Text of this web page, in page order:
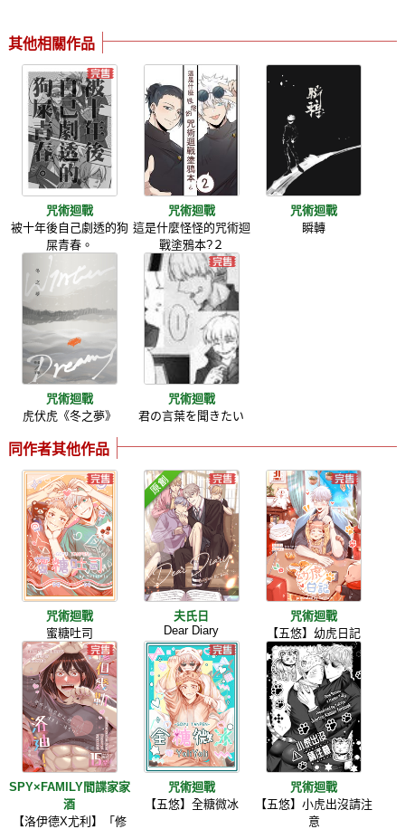
其他相關作品
咒術迴戰
被十年後自己劇透的狗
屎青春。
咒術迴戰
這是什麼怪怪的咒術迴
戰塗鴉本?２
咒術迴戰
瞬轉
咒術迴戰
虎伏虎《冬之夢》
咒術迴戰
君の言葉を聞きたい
同作者其他作品
咒術迴戰
蜜糖吐司
夫氏日
Dear Diary
咒術迴戰
【五悠】幼虎日記
SPY×FAMILY間諜家家
酒
【洛伊德X尤利】「修
咒術迴戰
【五悠】全糖微冰
咒術迴戰
【五悠】小虎出沒請注
意